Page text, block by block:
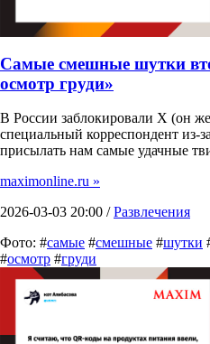
Самые смешные шутки
осмотр груди»
В России заблокировали X (он
специальный корреспондент из-
присылать нам самые удачные
maximonline.ru »
2026-03-03 20:00 /Развлечения
Фото: #самые #смешные #шутки
#осмотр #груди